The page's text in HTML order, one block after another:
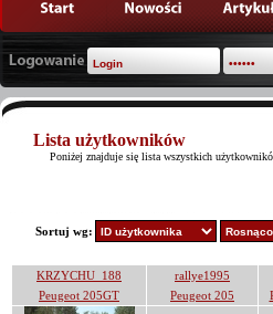
Lista użytkowników
Poniżej znajduje się lista wszystkich
Sortuj wg:
KRZYCHU_188
Peugeot 205GT
rallye1995
Peugeot 205